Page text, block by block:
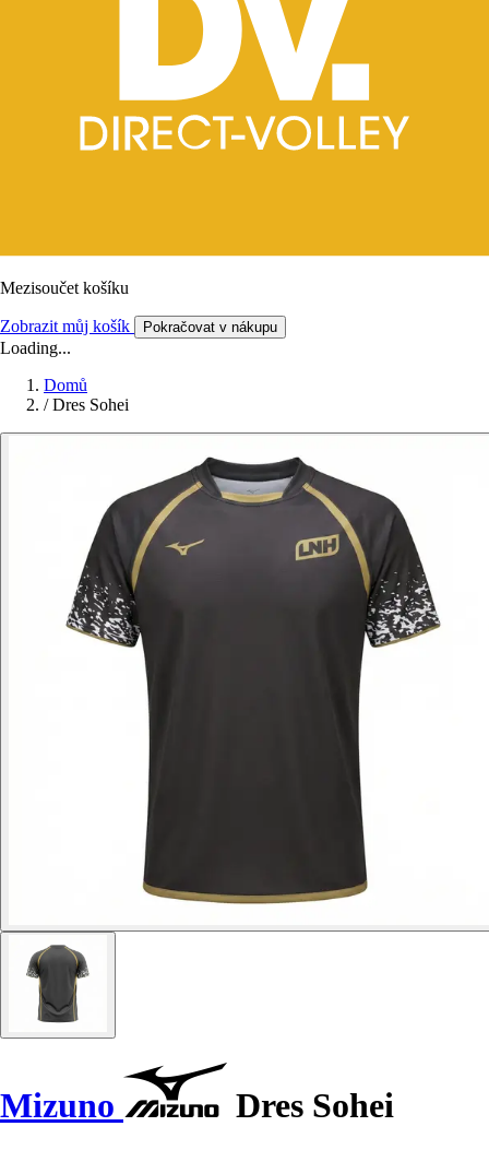
Mezisoučet košíku
Zobrazit můj košík Pokračovat v nákupu
Loading...
Domů
/ Dres Sohei
Mizuno Dres Sohei